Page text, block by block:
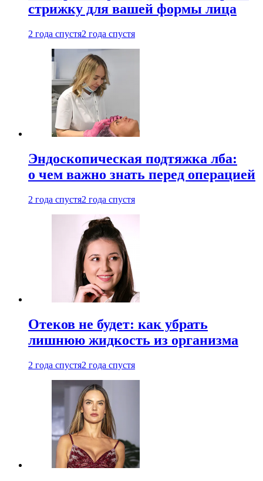
стрижку для вашей формы лица
2 года спустя2 года спустя
Эндоскопическая подтяжка лба:
о чем важно знать перед операцией
2 года спустя2 года спустя
Отеков не будет: как убрать
лишнюю жидкость из организма
2 года спустя2 года спустя